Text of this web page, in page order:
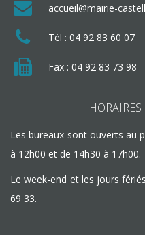
accueil@mairie-
Tél : 04 92 83 60 07
Fax : 04 92 83 73 98
Les bureaux sont ouverts au
à 12h00 et de 14h30 à 17h00.
Le week-end et les jours
69 33.